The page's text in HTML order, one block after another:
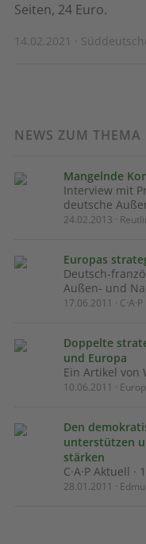
Seiten, 24 Euro.
14.02.2021 ·
NEWS ZUM THEMA
Mangelnde
Interview mit
deutsche
24.02.2013 ·
Europas
Deutsch-
Außen- und
17.06.2011 · C·A·P
Doppelte
und Europa
Ein Artikel von
10.06.2011 ·
Den
unterstützen
stärken
C·A·P Aktuell ·
28.01.2011 ·